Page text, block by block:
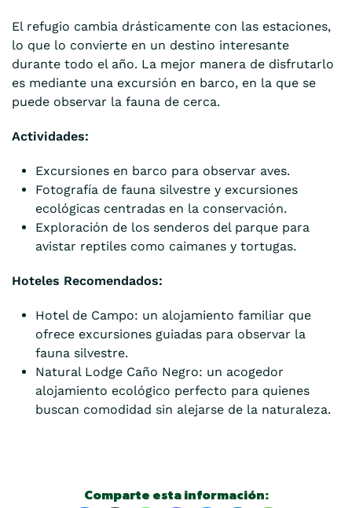
El refugio cambia drásticamente con las estaciones,
lo que lo convierte en un destino interesante
durante todo el año. La mejor manera de disfrutarlo
es mediante una excursión en barco, en la que se
puede observar la fauna de cerca.
Actividades:
Excursiones en barco para observar aves.
Fotografía de fauna silvestre y excursiones
ecológicas centradas en la conservación.
Exploración de los senderos del parque para
avistar reptiles como caimanes y tortugas.
Hoteles Recomendados:
Hotel de Campo: un alojamiento familiar que
ofrece excursiones guiadas para observar la
fauna silvestre.
Natural Lodge Caño Negro: un acogedor
alojamiento ecológico perfecto para quienes
buscan comodidad sin alejarse de la naturaleza.
Comparte esta información: